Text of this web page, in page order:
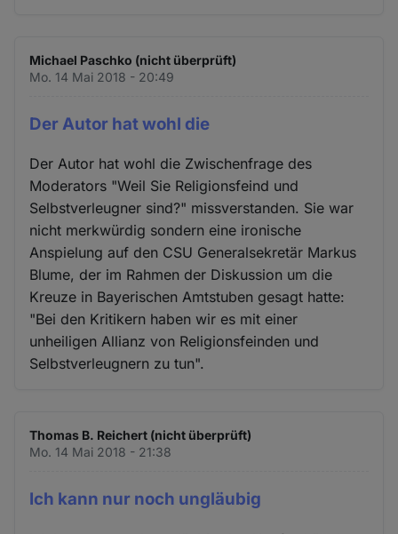
Michael Paschko (nicht überprüft)
Mo. 14 Mai 2018 - 20:49
Der Autor hat wohl die
Der Autor hat wohl die Zwischenfrage des
Moderators "Weil Sie Religionsfeind und
Selbstverleugner sind?" missverstanden. Sie war
nicht merkwürdig sondern eine ironische
Anspielung auf den CSU Generalsekretär Markus
Blume, der im Rahmen der Diskussion um die
Kreuze in Bayerischen Amtstuben gesagt hatte:
"Bei den Kritikern haben wir es mit einer
unheiligen Allianz von Religionsfeinden und
Selbstverleugnern zu tun".
Thomas B. Reichert (nicht überprüft)
Mo. 14 Mai 2018 - 21:38
Ich kann nur noch ungläubig